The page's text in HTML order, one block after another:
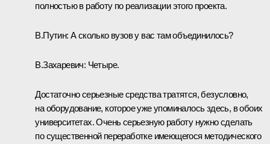
полностью в работу по реализации этого проекта.
В.Путин: А сколько вузов у вас там объединилось?
В.Захаревич: Четыре.
Достаточно серьезные средства тратятся, безусловно,
на оборудование, которое уже упоминалось здесь, в обоих
университетах. Очень серьезную работу нужно сделать
по существенной переработке имеющегося методического